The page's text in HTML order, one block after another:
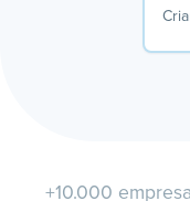
+10.000